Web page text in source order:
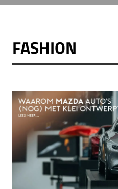
FASHION